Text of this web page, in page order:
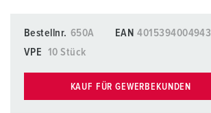
Bestellnr. 650A EAN 4015394004943
VPE
10 Stück
KAUF FÜR GEWERBEKUNDEN